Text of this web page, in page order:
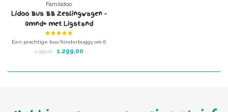
Familidoo
Lidoo Bus BB Zeslingwagen -
0mnd+ met Ligstand
Een prachtige bus/kinderbuggy om 6
kindertjes veilig en gezellig te
1.399,00 1.299,00